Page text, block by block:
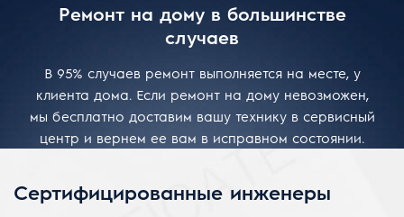
Ремонт на дому в большинстве
случаев
В 95% случаев ремонт выполняется на месте, у
клиента дома. Если ремонт на дому невозможен,
мы бесплатно доставим вашу технику в сервисный
центр и вернем ее вам в исправном состоянии.
Сертифицированные инженеры